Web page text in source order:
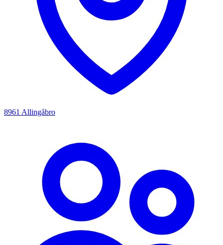
8961 Allingåbro